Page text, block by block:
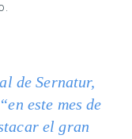
de Sernatur,
este mes de
el gran